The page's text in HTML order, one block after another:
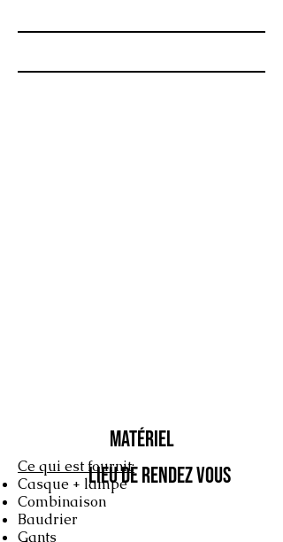
Matériel
Ce qui est fournit:
Casque + lampe
Combinaison
Baudrier
Gants
Lieu de rendez vous